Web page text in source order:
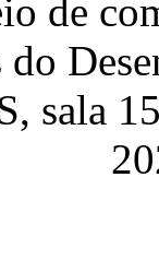
de
do
sala